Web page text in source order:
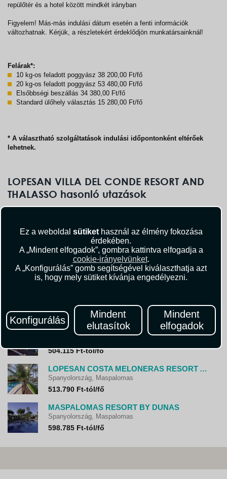
Ez a weboldal sütikethasznál az élmény fokozása
érdekében.
A „Mindent elfogadok”, gombra kattintva elfogadja a
cookie-irányelvünket.
A „Konfigurálás” gomb segítségével kiválaszthatja azt
is, hogy mely sütiket kívánja engedélyezni.
Konfigurálás
Mindent
elutasítok
Mindent
elfogadok
repülőtér és a hotel között mindkét irányban
Figyelem! Más-más indulási dátum esetén a fenti információk
változhatnak. Kérjük, a részletekért érdeklődjön munkatársainknál!
Felárak*:
10 kg-os feladott poggyász 38 200,00 Ft/fő
20 kg-os feladott poggyász 53 480,00 Ft/fő
Elsőbbségi beszállás 34 380,00 Ft/fő
Standard ülőhely választás 15 280,00 Ft/fő
* A választható szolgáltatások indulási időpontonként eltérőek
lehetnek.
LOPESAN VILLA DEL CONDE RESORT AND
THALASSO hasonló utazások
488.580 Ft-tól/fő
LOPESAN BAOBAB RESORT
Spanyolország, Maspalomas
547.215 Ft-tól/fő
497.935 Ft-tól/fő
H10 PLAYA MELONERAS HORIZONS COLLECTION
504.115 Ft-tól/fő
LOPESAN COSTA MELONERAS RESORT AND SPA
Spanyolország, Maspalomas
513.790 Ft-tól/fő
MASPALOMAS RESORT BY DUNAS
Spanyolország, Maspalomas
598.785 Ft-tól/fő